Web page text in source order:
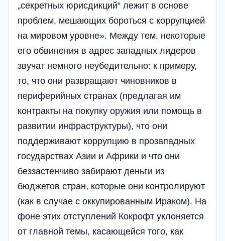
„секретных юрисдикций“ лежит в основе
проблем, мешающих бороться с коррупцией
на мировом уровне». Между тем, некоторые
его обвинения в адрес западных лидеров
звучат немного неубедительно: к примеру,
то, что они развращают чиновников в
периферийных странах (предлагая им
контракты на покупку оружия или помощь в
развитии инфраструктуры), что они
поддерживают коррупцию в прозападных
государствах Азии и Африки и что они
беззастенчиво забирают деньги из
бюджетов стран, которые они контролируют
(как в случае с оккупированным Ираком). На
фоне этих отступлений Кокрофт уклоняется
от главной темы, касающейся того, как